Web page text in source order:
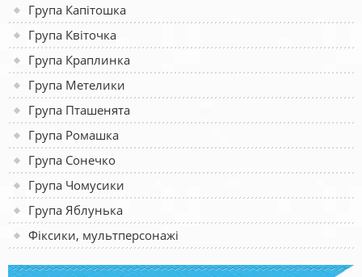
Група Капітошка
Група Квіточка
Група Краплинка
Група Метелики
Група Пташенята
Група Ромашка
Група Сонечко
Група Чомусики
Група Яблунька
Фіксики, мультперсонажі